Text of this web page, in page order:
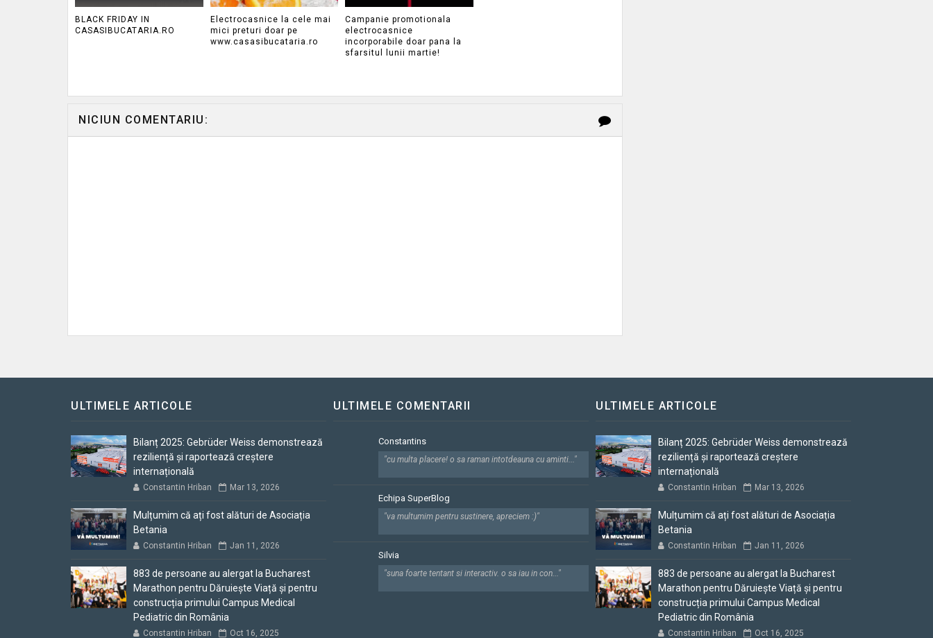
BLACK FRIDAY IN
CASASIBUCATARIA.RO
Electrocasnice la cele mai
mici preturi doar pe
www.casasibucataria.ro
Campanie promotionala
electrocasnice
incorporabile doar pana la
sfarsitul lunii martie!
NICIUN COMENTARIU:
ULTIMELE ARTICOLE
Bilanț 2025: Gebrüder Weiss demonstrează
reziliență și raportează creștere
internațională
Constantin Hriban Mar 13, 2026
Mulțumim că ați fost alături de Asociația
Betania
Constantin Hriban Jan 11, 2026
883 de persoane au alergat la Bucharest
Marathon pentru Dăruiește Viață și pentru
construcția primului Campus Medical
Pediatric din România
Constantin Hriban Oct 16, 2025
ULTIMELE COMENTARII
Constantins
"cu multa placere! o sa raman intotdeauna cu aminti..."
Echipa SuperBlog
"va multumim pentru sustinere, apreciem :)"
Silvia
"suna foarte tentant si interactiv. o sa iau in con..."
ULTIMELE ARTICOLE
Bilanț 2025: Gebrüder Weiss demonstrează
reziliență și raportează creștere
internațională
Constantin Hriban Mar 13, 2026
Mulțumim că ați fost alături de Asociația
Betania
Constantin Hriban Jan 11, 2026
883 de persoane au alergat la Bucharest
Marathon pentru Dăruiește Viață și pentru
construcția primului Campus Medical
Pediatric din România
Constantin Hriban Oct 16, 2025